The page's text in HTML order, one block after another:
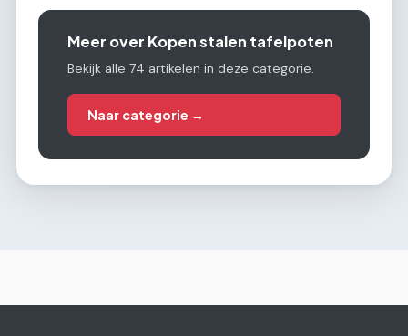
Meer over Kopen stalen tafelpoten
Bekijk alle 74 artikelen in deze categorie.
Naar categorie →